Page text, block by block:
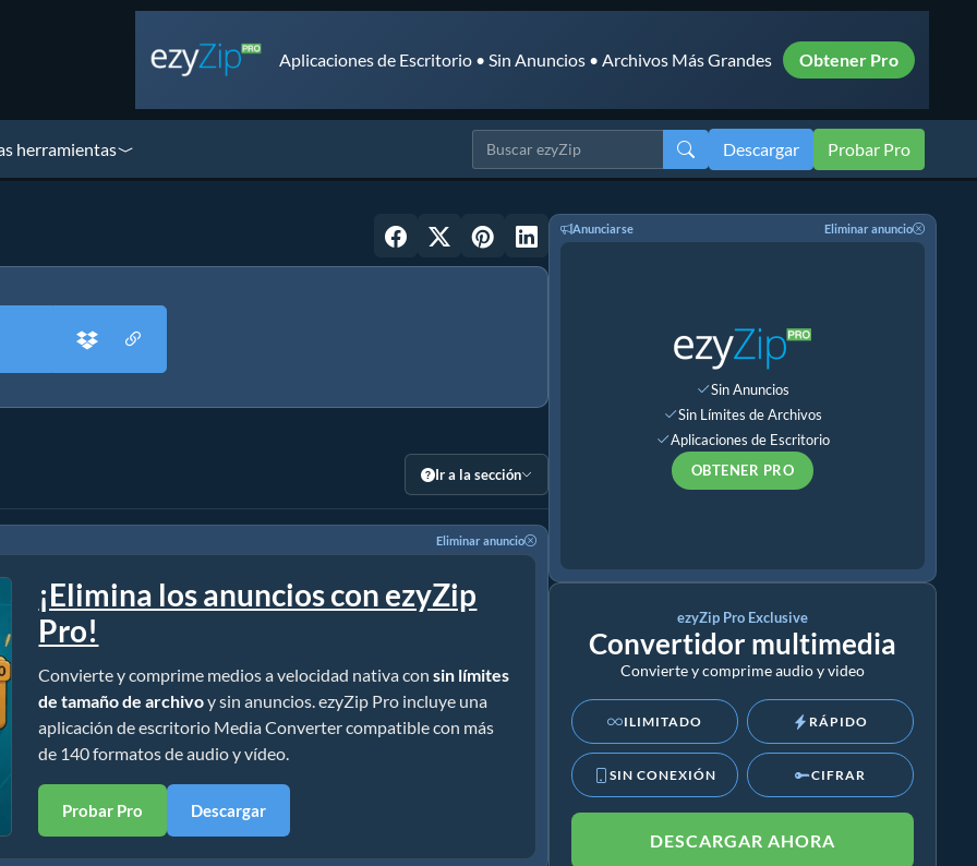
Aplicaciones de Escritorio • Sin Anuncios • Archivos Más Grandes Obtener Pro
herramientas Descargar Probar Pro
Ir a la sección
Eliminar anuncio
¡Elimina los anuncios con ezyZip
Pro!
Convierte y comprime medios a velocidad nativa consin límites
de tamaño de archivoy sin anuncios. ezyZip Pro incluye una
aplicación de escritorio Media Converter compatible con más
de 140 formatos de audio y vídeo.
Probar Pro Descargar
Anunciarse Eliminar anuncio
Sin Anuncios
Sin Límites de Archivos
Aplicaciones de Escritorio
OBTENER PRO
ezyZip Pro Exclusive
Convertidor multimedia
Convierte y comprime audio y video
ILIMITADO RÁPIDO
SIN CONEXIÓN CIFRAR
DESCARGAR AHORA